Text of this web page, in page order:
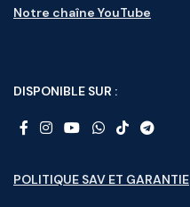
Notre chaîne YouTube
DISPONIBLE SUR :
POLITIQUE SAV ET GARANTIE